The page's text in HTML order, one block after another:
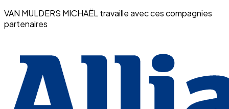
VAN MULDERS MICHAËL travaille avec ces compagnies
partenaires